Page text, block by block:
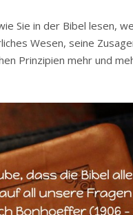
Sie in der Bibel lesen,
Wesen, seine
Prinzipien mehr und